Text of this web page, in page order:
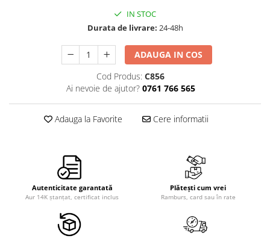
IN STOC
Durata de livrare: 24-48h
ADAUGA IN COS
Cod Produs: C856
Ai nevoie de ajutor? 0761 766 565
Adauga la Favorite Cere informatii
Autenticitate garantată
Aur 14K ștanțat, certificat inclus
Plătești cum vrei
Ramburs, card sau în rate